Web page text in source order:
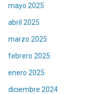
mayo 2025
abril 2025
marzo 2025
febrero 2025
enero 2025
diciembre 2024